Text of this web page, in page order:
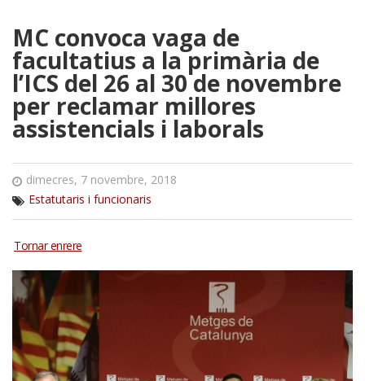
MC convoca vaga de
facultatius a la primària de
l’ICS del 26 al 30 de novembre
per reclamar millores
assistencials i laborals
dimecres, 7 novembre, 2018
Estatutaris i funcionaris